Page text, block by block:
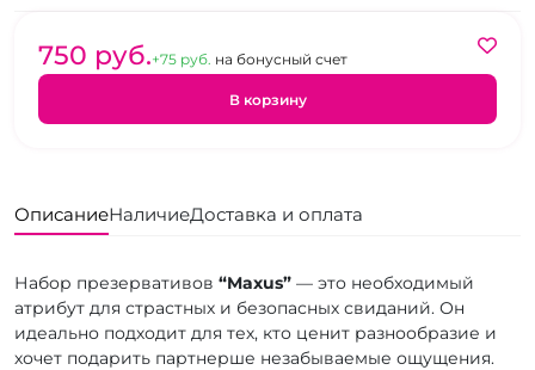
750 pуб.+75 pуб. на бонусный счет
В корзину
ОписаниеНаличиеДоставка и оплата
Набор презервативов “Maxus” — это необходимый
атрибут для страстных и безопасных свиданий. Он
идеально подходит для тех, кто ценит разнообразие и
хочет подарить партнерше незабываемые ощущения.